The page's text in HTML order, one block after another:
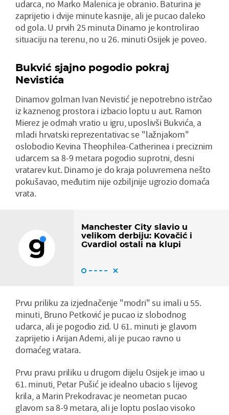
udarca, no Marko Malenica je obranio. Baturina je
zaprijetio i dvije minute kasnije, ali je pucao daleko
od gola. U prvih 25 minuta Dinamo je kontrolirao
situaciju na terenu, no u 26. minuti Osijek je poveo.
Bukvić sjajno pogodio pokraj
Nevistića
Dinamov golman Ivan Nevistić je nepotrebno istrčao
iz kaznenog prostora i izbacio loptu u aut. Ramon
Mierez je odmah vratio u igru, uposlivši Bukvića, a
mladi hrvatski reprezentativac se "lažnjakom"
oslobodio Kevina Theophilea-Catherinea i preciznim
udarcem sa 8-9 metara pogodio suprotni, desni
vratarev kut. Dinamo je do kraja poluvremena nešto
pokušavao, međutim nije ozbiljnije ugrozio domaća
vrata.
Manchester City slavio u
velikom derbiju: Kovačić i
Gvardiol ostali na klupi
Prvu priliku za izjednačenje "modri" su imali u 55.
minuti, Bruno Petković je pucao iz slobodnog
udarca, ali je pogodio zid. U 61. minuti je glavom
zaprijetio i Arijan Ademi, ali je pucao ravno u
domaćeg vratara.
Prvu pravu priliku u drugom dijelu Osijek je imao u
61. minuti, Petar Pušić je idealno ubacio s lijevog
krila, a Marin Prekodravac je neometan pucao
glavom sa 8-9 metara, ali je loptu poslao visoko